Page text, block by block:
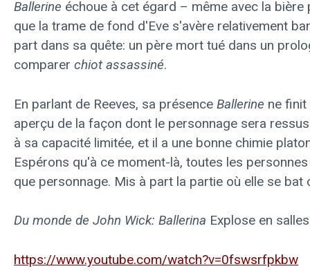
Ballerine échoue à cet égard – même avec la
que la trame de fond d'Eve s'avère relativement
part dans sa quête: un père mort tué dans un
comparer chiot assassiné.
En parlant de Reeves, sa présence Ballerine ne
aperçu de la façon dont le personnage sera
à sa capacité limitée, et il a une bonne chimie
Espérons qu'à ce moment-là, toutes les
que personnage. Mis à part la partie où elle se bat
Du monde de John Wick: Ballerina Explose en
https://www.youtube.com/watch?v=0fswsrfpkbw